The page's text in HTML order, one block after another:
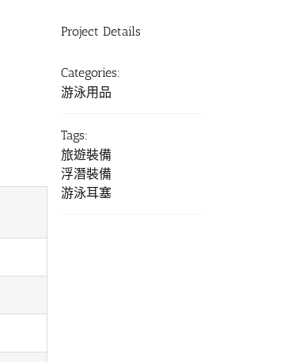
Project Details
Categories:
游泳用品
Tags:
旅遊裝備
浮潛裝備
游泳耳塞